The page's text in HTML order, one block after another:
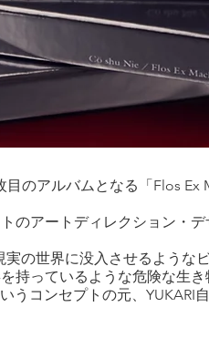
のアルバムとなる「Flos Ex
のアートディレクション・
の世界に没入させるような
持っているような危険な生
うコンセプトの元、YUKARI